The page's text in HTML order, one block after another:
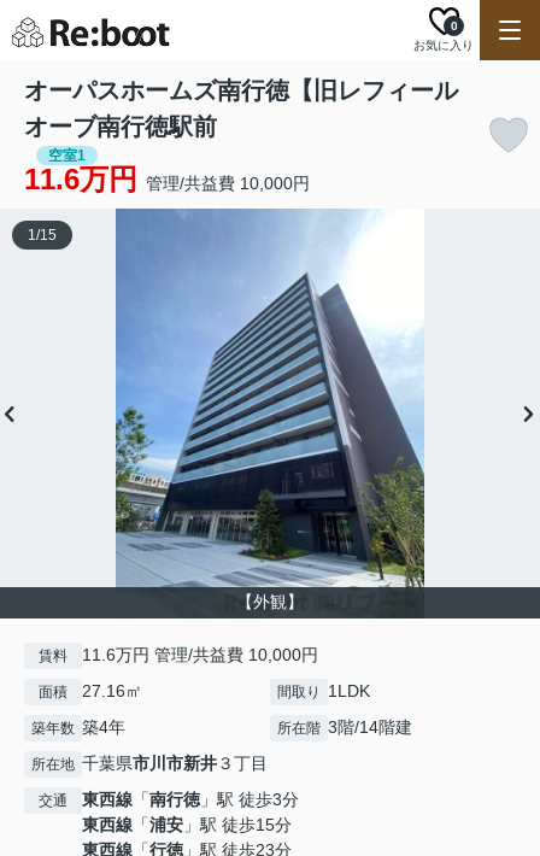
お気に入り
0
オーパスホームズ南行徳【旧レフィール
オーブ南行徳駅前
空室1
11.6万円 管理/共益費 10,000円
【外観】
1/15
賃料 11.6万円 管理/共益費 10,000円
面積 27.16㎡ 間取り 1LDK
築年数 築4年 所在階 3階/14階建
所在地 千葉県市川市新井３丁目
交通 東西線 「南行徳」駅 徒歩3分
東西線 「浦安 」駅 徒歩15分
東西線 「行徳」駅 徒歩23分